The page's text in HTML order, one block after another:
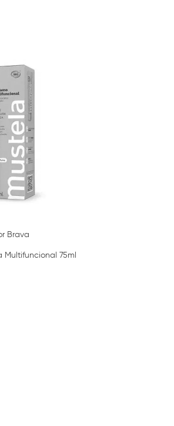
Brava
Multifuncional 75ml